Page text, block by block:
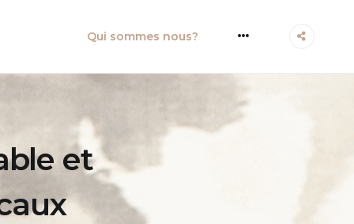
Qui sommes nous? More
et